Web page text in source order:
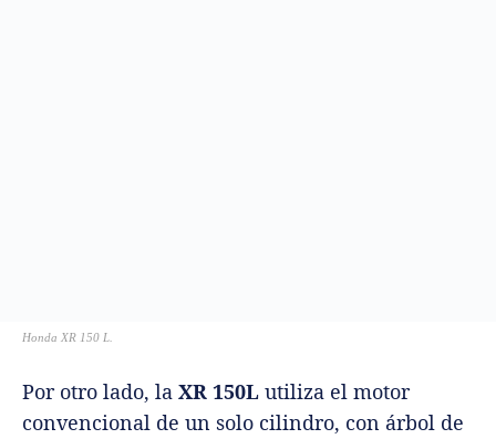
Honda XR 150 L.
Por otro lado, la XR 150L utiliza el motor
convencional de un solo cilindro, con árbol de